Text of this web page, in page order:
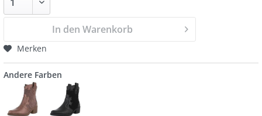
In den Warenkorb
Merken
Andere Farben